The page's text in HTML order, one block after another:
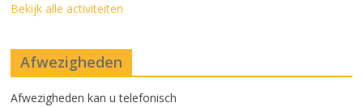
Bekijk alle activiteiten
Afwezigheden
Afwezigheden kan u telefonisch